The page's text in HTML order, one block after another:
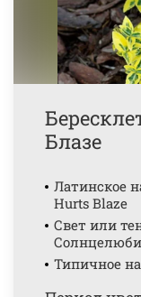
Блазе
Латинское
Hurts Blaze
Свет или
Типичное